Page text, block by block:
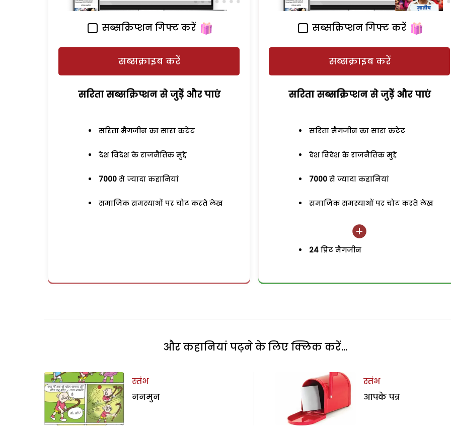
सब्सक्रिप्शन गिफ्ट करें
सब्सक्राइब करें
सरिता सब्सक्रिप्शन से जुड़ेें और पाएं
सरिता मैगजीन का सारा कंटेंट
देश विदेश के राजनैतिक मुद्दे
7000 से ज्यादा कहानियां
समाजिक समस्याओं पर चोट करते लेख
सब्सक्रिप्शन गिफ्ट करें
सब्सक्राइब करें
सरिता सब्सक्रिप्शन से जुड़ेें और पाएं
सरिता मैगजीन का सारा कंटेंट
देश विदेश के राजनैतिक मुद्दे
7000 से ज्यादा कहानियां
समाजिक समस्याओं पर चोट करते लेख
24 प्रिंट मैगजीन
और कहानियां पढ़ने के लिए क्लिक करें...
स्तंभ
ननमुन
स्तंभ
आपके पत्र